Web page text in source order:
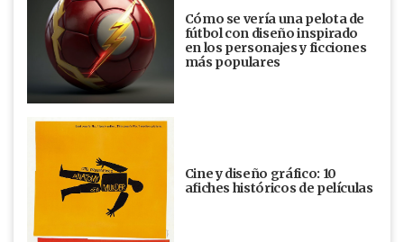
Cómo se vería una pelota de
fútbol con diseño inspirado
en los personajes y ficciones
más populares
Cine y diseño gráfico: 10
afiches históricos de películas